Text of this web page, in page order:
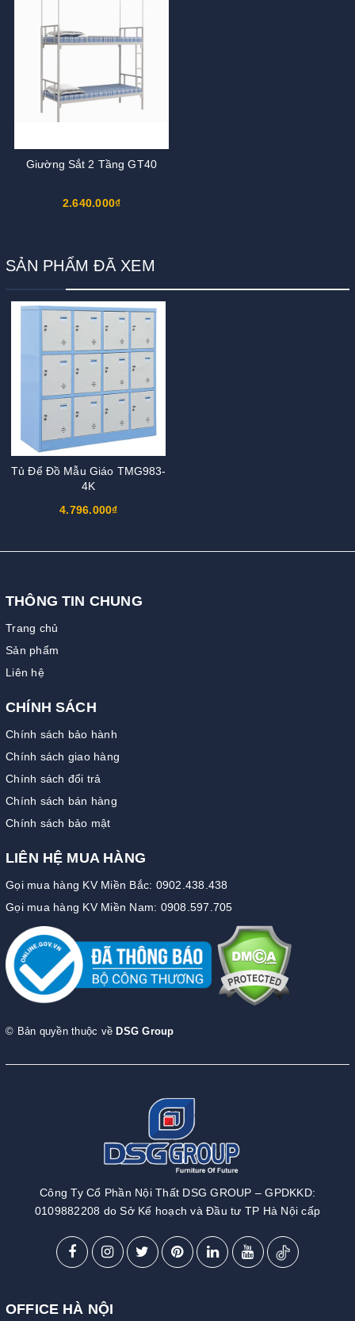
Giường Sắt 2 Tầng GT40
2.640.000₫
SẢN PHẨM ĐÃ XEM
Tủ Để Đồ Mẫu Giáo TMG983-
4K
4.796.000₫
THÔNG TIN CHUNG
Trang chủ
Sản phẩm
Liên hệ
CHÍNH SÁCH
Chính sách bảo hành
Chính sách giao hàng
Chính sách đổi trả
Chính sách bán hàng
Chính sách bảo mật
LIÊN HỆ MUA HÀNG
Gọi mua hàng KV Miền Bắc: 0902.438.438
Gọi mua hàng KV Miền Nam: 0908.597.705
© Bản quyền thuộc về DSG Group
Công Ty Cổ Phần Nội Thất DSG GROUP – GPDKKD:
0109882208 do Sở Kế hoạch và Đầu tư TP Hà Nội cấp
OFFICE HÀ NỘI